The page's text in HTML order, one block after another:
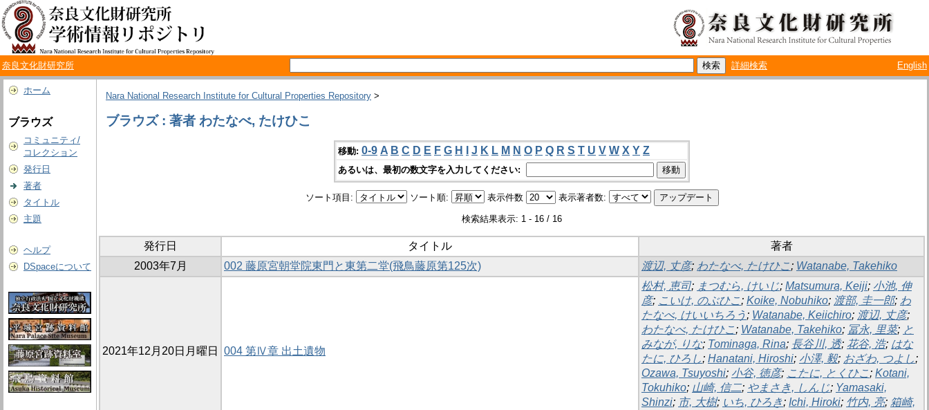
奈良文化財研究所 詳細検索 English
ホーム
ブラウズ
コミュニティ/
コレクション
発行日
著者
タイトル
主題
ヘルプ
DSpaceについて
Nara National Research Institute for Cultural Properties Repository >
ブラウズ : 著者 わたなべ, たけひこ
移動: 0-9 A B C D E F G H J K L M N O P Q R S T U V W X Y Z
あるいは、最初の数文字を入力してください:
ソート項目: ソート順: 表示件数 表示著者数:
検索結果表示: 1 - 16 / 16
発行日 タイトル
著者
2003年7月
002 藤原宮朝堂院東門と東第二堂(飛鳥藤原第125次) 渡辺, 丈彦; わたなべ, たけひこ; Watanabe, Takehiko
2021年12月20日月曜日 004 第Ⅳ章 出土遺物
松村, 恵司; まつむら, けいじ; Matsumura, Keiji; 小池, 伸
彦; こいけ, のぶひこ; Koike, Nobuhiko; 渡部, 圭一郎; わ
たなべ, けいいちろう ; Watanabe, Keiichiro; 渡辺, 丈彦;
わたなべ, たけひこ; Watanabe, Takehiko; 冨永, 里菜; と
みなが, りな; Tominaga, Rina; 長谷川, 透; 花谷, 浩; はな
たに, ひろし; Hanatani, Hiroshi; 小澤, 毅; おざわ, つよし;
Ozawa, Tsuyoshi; 小谷, 徳彦; こたに, とくひこ; Kotani,
Tokuhiko; 山崎, 信二; やまさき, しんじ; Yamasaki,
Shinzi; 市, 大樹; いち, ひろき; Ichi, Hiroki; 竹内, 亮; 箱崎,